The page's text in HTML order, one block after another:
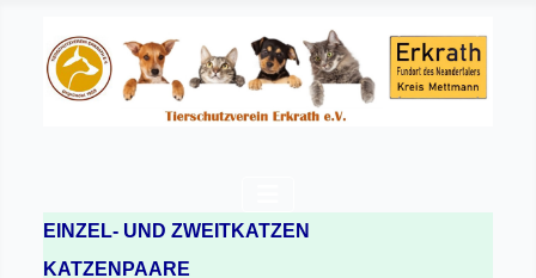
EINZEL- UND ZWEITKATZEN
KATZENPAARE